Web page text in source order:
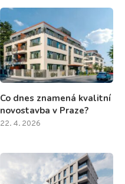
Co dnes znamená kvalitní
novostavba v Praze?
22. 4. 2026